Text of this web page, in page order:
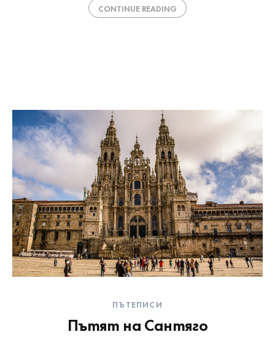
CONTINUE READING
ПЪТЕПИСИ
Пътят на Сантяго